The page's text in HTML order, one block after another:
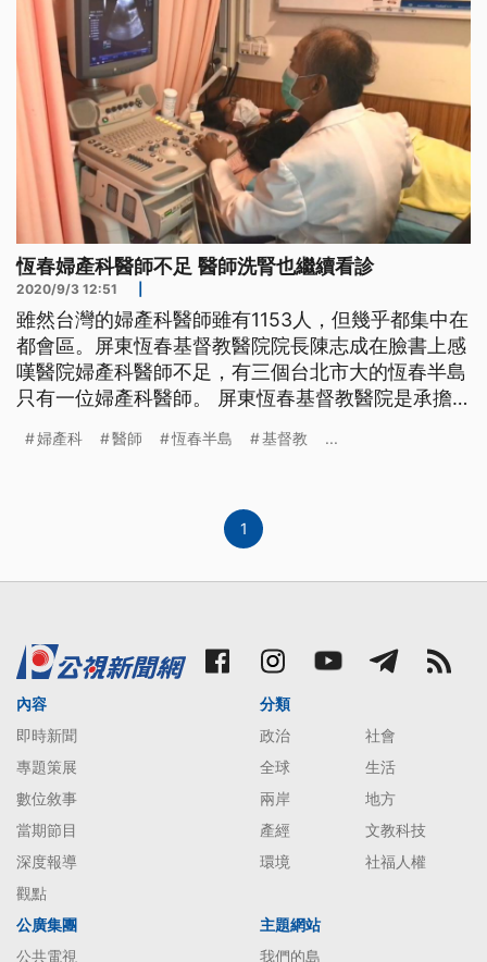
啊那時候，到現在也有需要人，
恆春婦產科醫師不足 醫師洗腎也繼續看診
2020/9/3 12:51
雖然台灣的婦產科醫師雖有1153人，但幾乎都集中在
都會區。屏東恆春基督教醫院院長陳志成在臉書上感
嘆醫院婦產科醫師不足，有三個台北市大的恆春半島
只有一位婦產科醫師。 屏東恆春基督教醫院是承擔
的急診，但擔心人力不足，在恆基服務快20年的醫生
啊那時候，到現在也有需要人，
婦產科 醫師 恆春半島 基督教 ...
1
內容
即時新聞
專題策展
數位敘事
當期節目
深度報導
觀點
分類
政治
社會
全球
生活
兩岸
地方
產經
文教科技
環境
社福人權
公廣集團
公共電視
主題網站
我們的島